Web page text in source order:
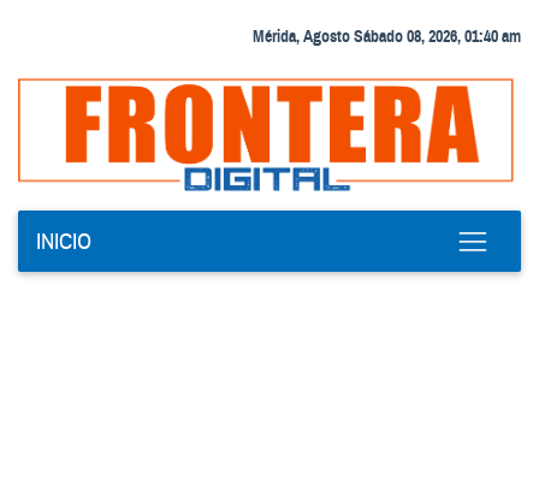
Mérida, Agosto Sábado 08, 2026, 01:40 am
INICIO